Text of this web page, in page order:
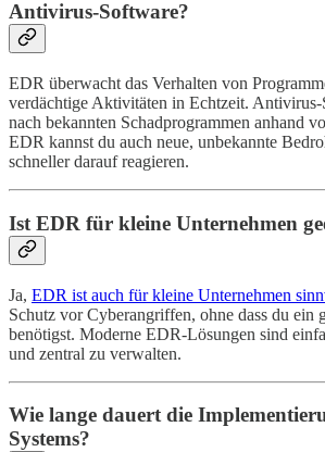
Antivirus-Software?
EDR überwacht das Verhalten von
verdächtige Aktivitäten in Echtzeit.
nach bekannten Schadprogrammen anhand
EDR kannst du auch neue, unbekannte
schneller darauf reagieren.
Ist EDR für kleine Unternehmen
Ja, EDR ist auch für kleine Unternehmen
Schutz vor Cyberangriffen, ohne dass du ein
benötigst. Moderne EDR-Lösungen sind
und zentral zu verwalten.
Wie lange dauert die
Systems?